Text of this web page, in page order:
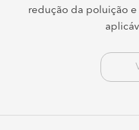
redução da poluição